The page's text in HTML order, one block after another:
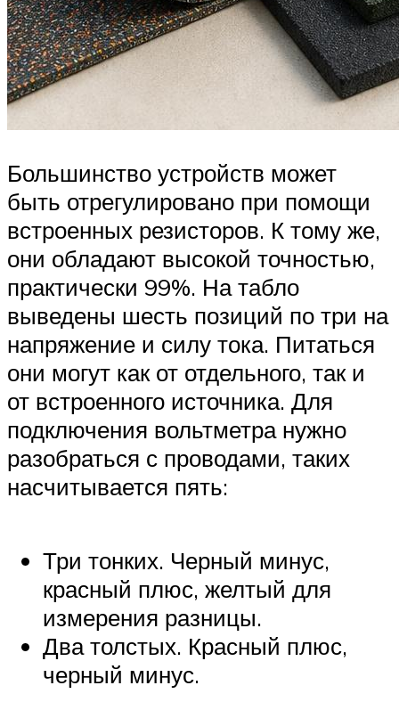
Большинство устройств может
быть отрегулировано при помощи
встроенных резисторов. К тому же,
они обладают высокой точностью,
практически 99%. На табло
выведены шесть позиций по три на
напряжение и силу тока. Питаться
они могут как от отдельного, так и
от встроенного источника. Для
подключения вольтметра нужно
разобраться с проводами, таких
насчитывается пять:
Три тонких. Черный минус,
красный плюс, желтый для
измерения разницы.
Два толстых. Красный плюс,
черный минус.